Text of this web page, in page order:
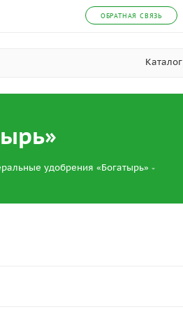
ОБРАТНАЯ СВЯЗЬ
Каталог
удобрения «Богатырь»